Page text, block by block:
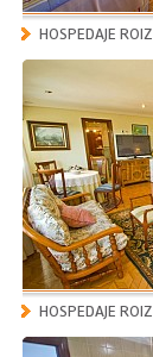
HOSPEDAJE ROIZ
HOSPEDAJE ROIZ